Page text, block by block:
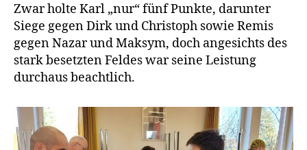
Zwar holte Karl „nur“ fünf Punkte, darunter
Siege gegen Dirk und Christoph sowie Remis
gegen Nazar und Maksym, doch angesichts des
stark besetzten Feldes war seine Leistung
durchaus beachtlich.